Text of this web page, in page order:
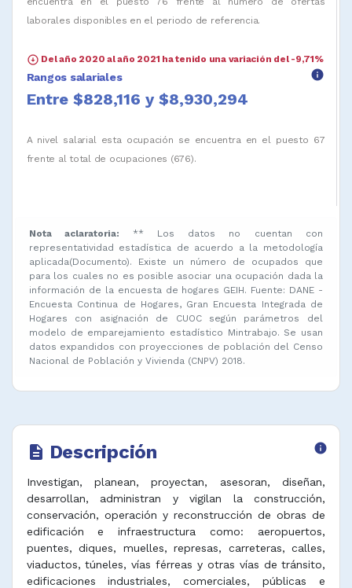
laborales disponibles en el periodo de referencia.
arrow_circle_down Del año 2020 al año 2021 ha tenido una variación del -9,71%
Rangos salariales info
Entre $828,116 y $8,930,294
A nivel salarial esta ocupación se encuentra en el puesto 67
frente al total de ocupaciones (676).
Nota aclaratoria:
** Los datos no cuentan con
representatividad estadística de acuerdo a la metodología
aplicada(Documento). Existe un número de ocupados que
para los cuales no es posible asociar una ocupación dada la
información de la encuesta de hogares GEIH. Fuente: DANE -
Encuesta Continua de Hogares, Gran Encuesta Integrada de
Hogares con asignación de CUOC según parámetros del
modelo de emparejamiento estadístico Mintrabajo. Se usan
datos expandidos con proyecciones de población del Censo
Nacional de Población y Vivienda (CNPV) 2018.
description Descripción info
Investigan, planean, proyectan, asesoran, diseñan,
desarrollan, administran y vigilan la construcción,
conservación, operación y reconstrucción de obras de
edificación e infraestructura como: aeropuertos,
puentes, diques, muelles, represas, carreteras, calles,
viaductos, túneles, vías férreas y otras vías de tránsito,
edificaciones industriales, comerciales, públicas e